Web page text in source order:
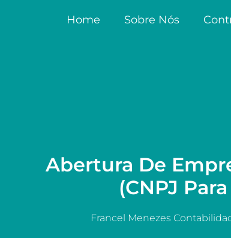
Home Sobre Nós
Abertura De
(CNPJ
Francel Menezes